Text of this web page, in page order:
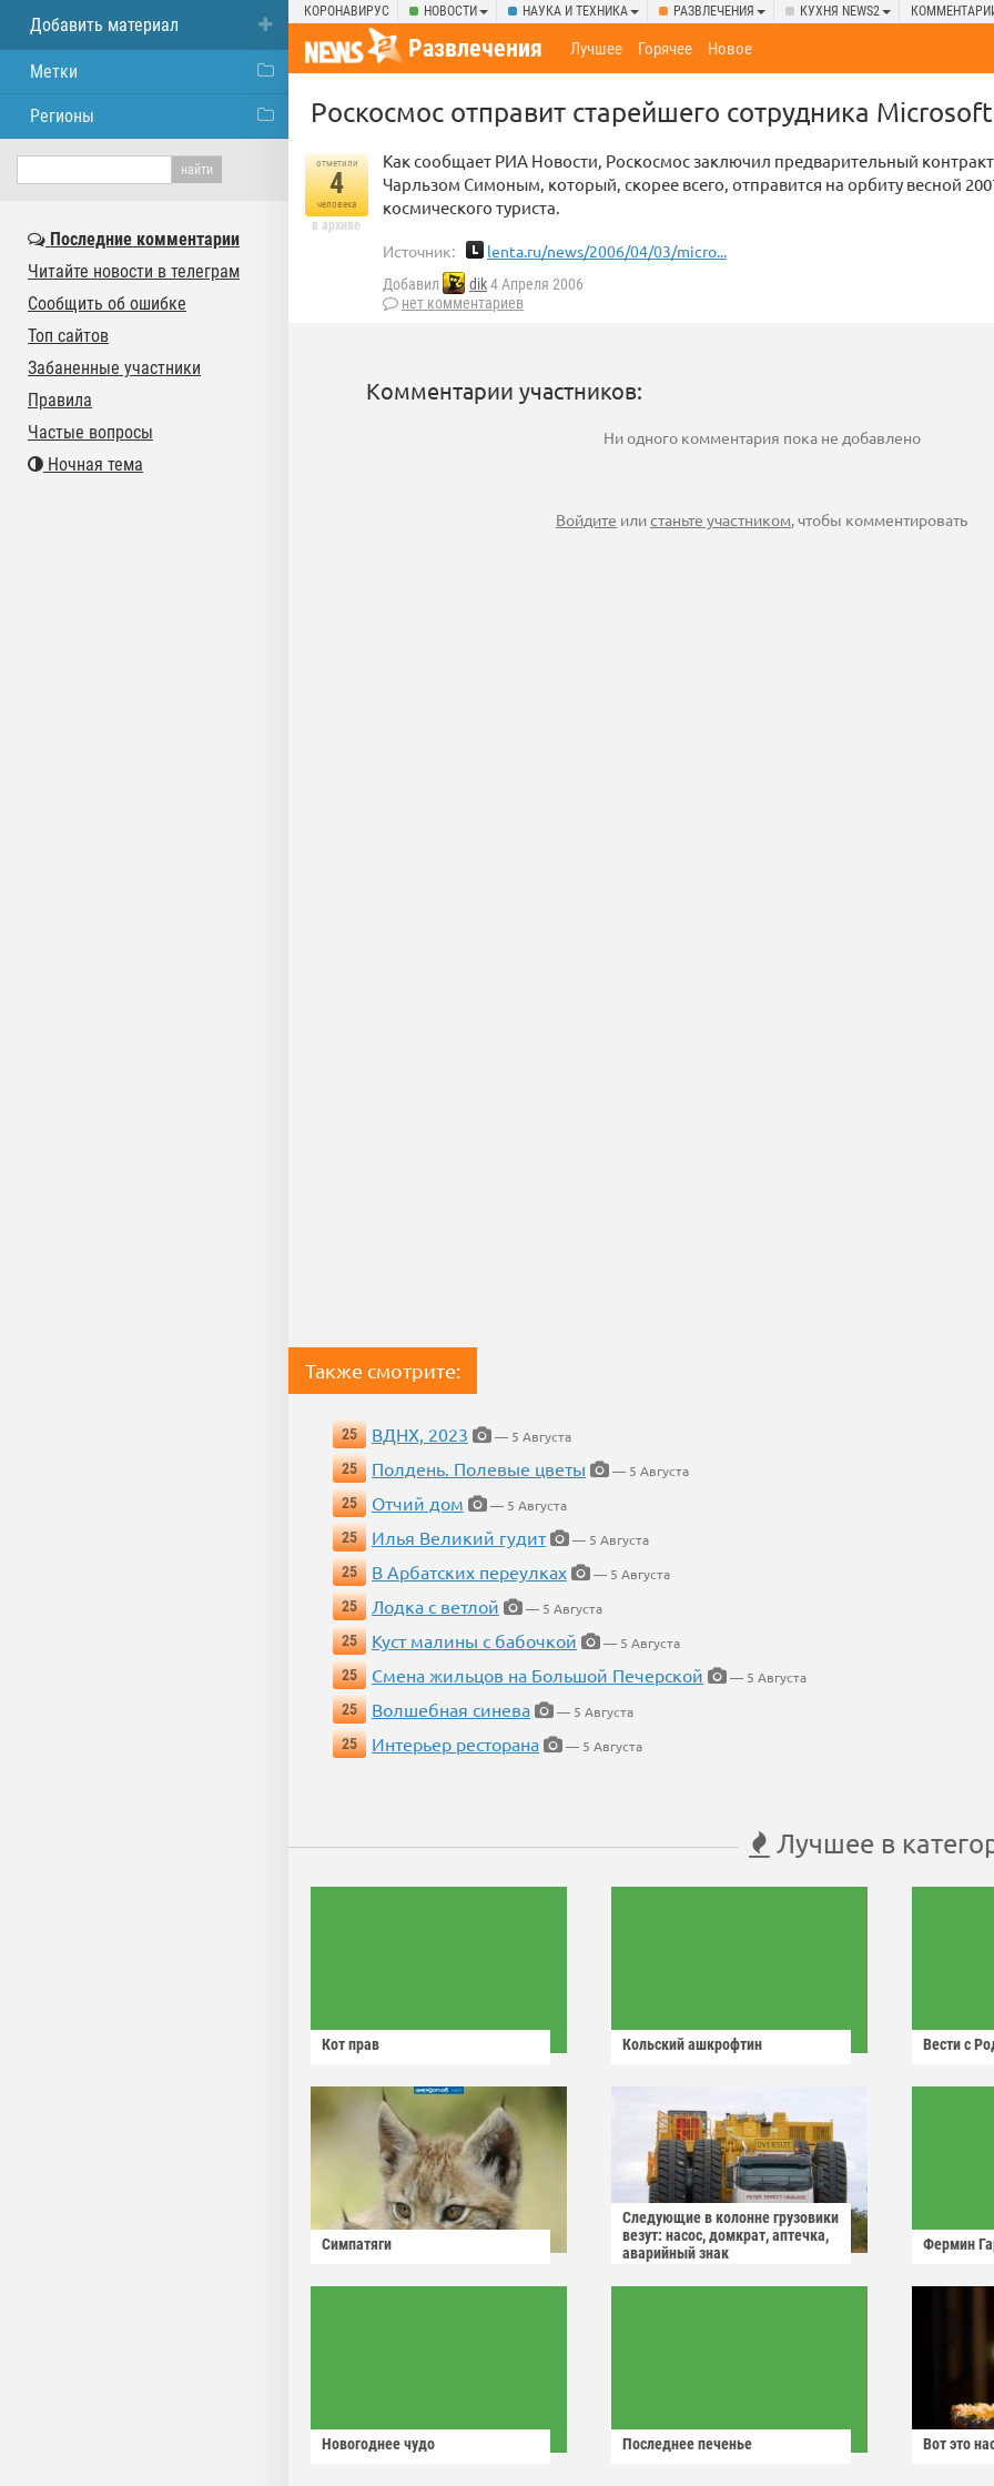
КОРОНАВИРУС НОВОСТИ НАУКА И ТЕХНИКА РАЗВЛЕЧЕНИЯ КУХНЯ NEWS2
Развлечения Лучшее Горячее Новое
Роскосмос отправит старейшего сотрудника
отметили
4
человека
в архиве
Как сообщает РИА Новости, Роскосмос заключил предварительный
Чарльзом Симоным, который, скорее всего, отправится на орбиту весной
космического туриста.
Источник: lenta.ru/news/2006/04/03/micro...
Добавил dik4 Апреля 2006
нет комментариев
Комментарии участников:
Ни одного комментария пока не добавлено
Войдите илистаньте участником, чтобы комментировать
Также смотрите:
25 ВДНХ, 2023
— 5 Августа
25
Полдень. Полевые цветы
— 5 Августа
25
Отчий дом
— 5 Августа
25
Илья Великий гудит
— 5 Августа
25
В Арбатских переулках
— 5 Августа
25
Лодка с ветлой
— 5 Августа
25
Куст малины с бабочкой
— 5 Августа
25
Смена жильцов на Большой Печерской
— 5 Августа
25
Волшебная синева
— 5 Августа
25
Интерьер ресторана — 5 Августа
Лучшее в
Кот прав Кольский ашкрофтин Вести с
Симпатяги
Следующие в колонне грузовики
везут: насос, домкрат, аптечка,
аварийный знак
Фермин
Новогоднее чудо Последнее печенье Вот это
Добавить материал
Метки
Регионы
Последние комментарии
Читайте новости в телеграм
Сообщить об ошибке
Топ сайтов
Забаненные участники
Правила
Частые вопросы
Ночная тема